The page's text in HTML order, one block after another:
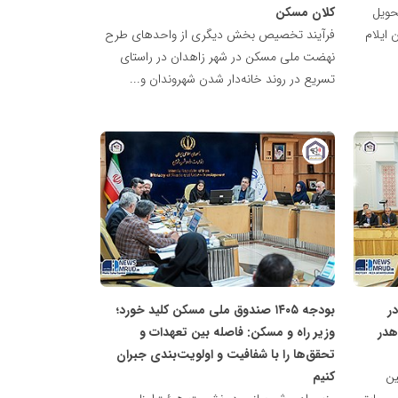
آماده‌سازی ۲۵۰۰ واحد مسکن حمایتی برای تحویل به
در تهران / آغاز همزمان پروژه‌های جدید برای ایجاد
در بازار مسکن
کلان مسکن
فرآیند تخصیص بخش دیگری از واحدهای طرح
نهضت ملی مسکن در شهر زاهدان در راستای
تسریع در روند خانه‌دار شدن شهروندان و...
بودجه ۱۴۰۵ صندوق ملی مسکن کلید خورد؛
وزیر راه و مسکن: فاصله بین تعهدات و
تحقق‌ها را با شفافیت و اولویت‌بندی جبران
کنیم
پایگاه
خبری
نهضت
ملی
مسکن